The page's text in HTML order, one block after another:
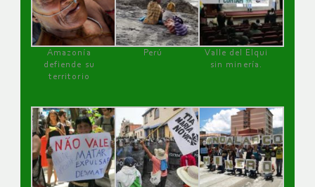
Amazonía
defiende su
territorio
Perú
Valle del Elqui
sin minería.